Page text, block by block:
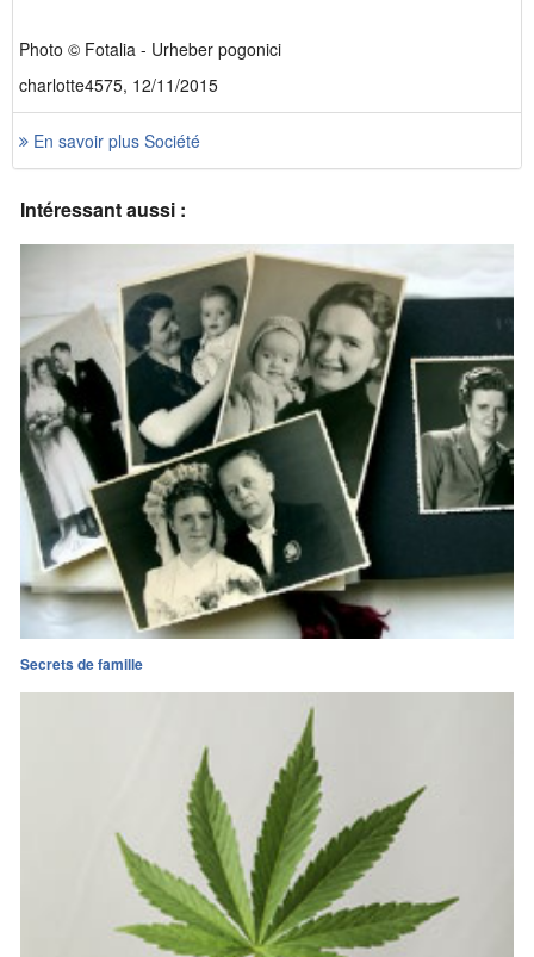
Photo © Fotalia - Urheber pogonici
charlotte4575, 12/11/2015
En savoir plus Société
Intéressant aussi :
Secrets de famille